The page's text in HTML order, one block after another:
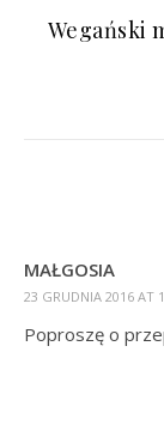
Wegański
MAŁGOSIA
23 GRUDNIA 2016 AT
Poproszę o